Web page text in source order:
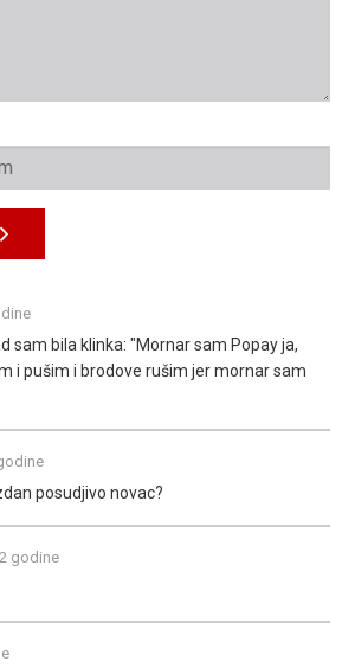
sam bila klinka: "Mornar sam Popay ja,
i pušim i brodove rušim jer mornar sam
posudjivo novac?
godine